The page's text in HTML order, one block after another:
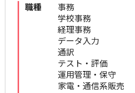
職種
事務
学校事務
経理事務
データ入力
通訳
テスト・評価
運用管理・保守
家電・通信系販売